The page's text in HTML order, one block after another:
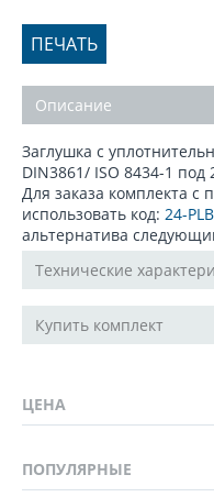
ПЕЧАТЬ
Описание
Заглушка c
DIN3861/ ISO 8434-1 под
Для заказа комплекта с
использовать код: 24-
альтернатива
Технические
Купить комплект
ЦЕНА
ПОПУЛЯРНЫЕ